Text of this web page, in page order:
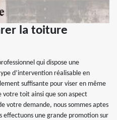
la toiture
qui dispose une
d’intervention réalisable en
suffisante pour viser en même
toit ainsi que son aspect
votre demande, nous sommes aptes
effectuons une grande promotion sur